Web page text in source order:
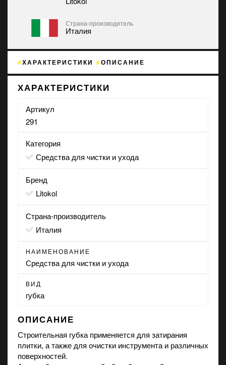
Страна-производитель
Италия
ХАРАКТЕРИСТИКИ ОПИСАНИЕ
ХАРАКТЕРИСТИКИ
Артикул
291
Категория
Средства для чистки и ухода
Бренд
Litokol
Страна-производитель
Италия
НАИМЕНОВАНИЕ
Средства для чистки и ухода
ВИД
губка
ОПИСАНИЕ
Строительная губка применяется для затирания
плитки, а также для очистки инструмента и различных
поверхностей.